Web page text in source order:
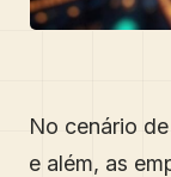
No cenário de
e além, as